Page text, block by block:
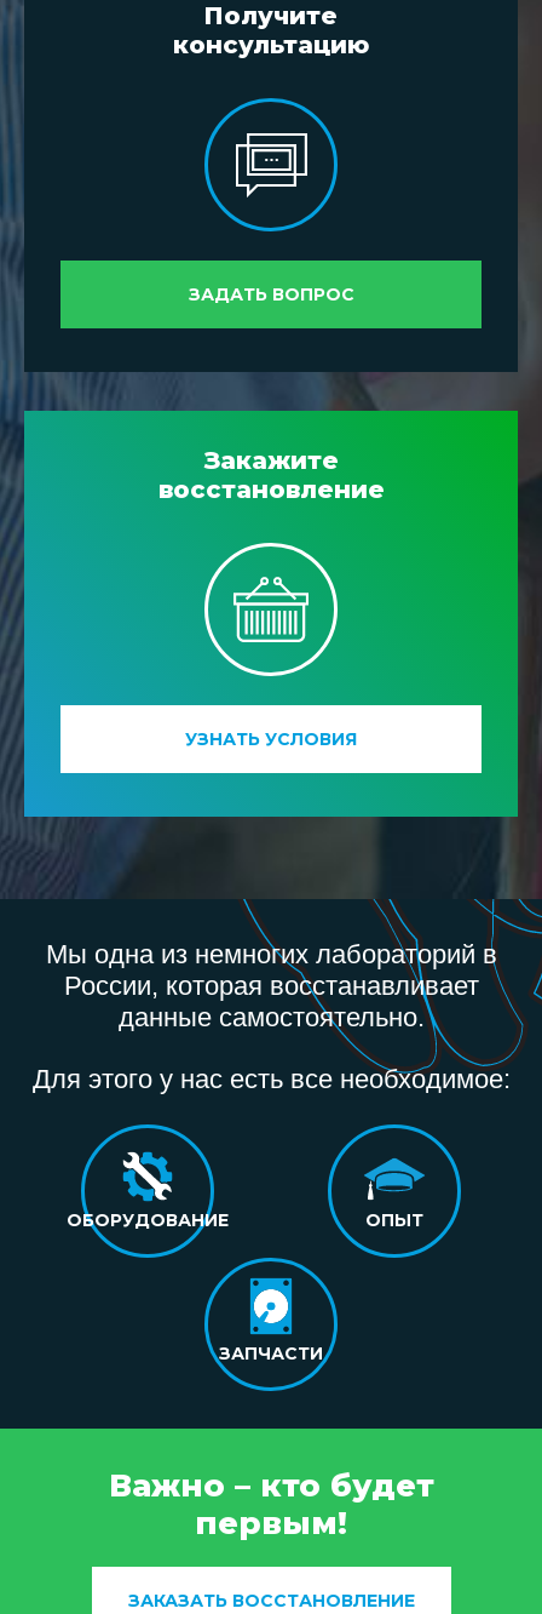
Получите
консультацию
ЗАДАТЬ ВОПРОС
Закажите
восстановление
УЗНАТЬ УСЛОВИЯ
Мы одна из немногих лабораторий в
России, которая восстанавливает
данные самостоятельно.
Для этого у нас есть все необходимое:
ОБОРУДОВАНИЕ ОПЫТ
ЗАПЧАСТИ
Важно – кто будет
первым!
ЗАКАЗАТЬ ВОССТАНОВЛЕНИЕ